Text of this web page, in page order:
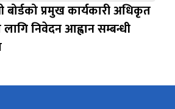
बोर्डको प्रमुख कार्यकारी अधिकृत
निवेदन आह्वान सम्बन्धी